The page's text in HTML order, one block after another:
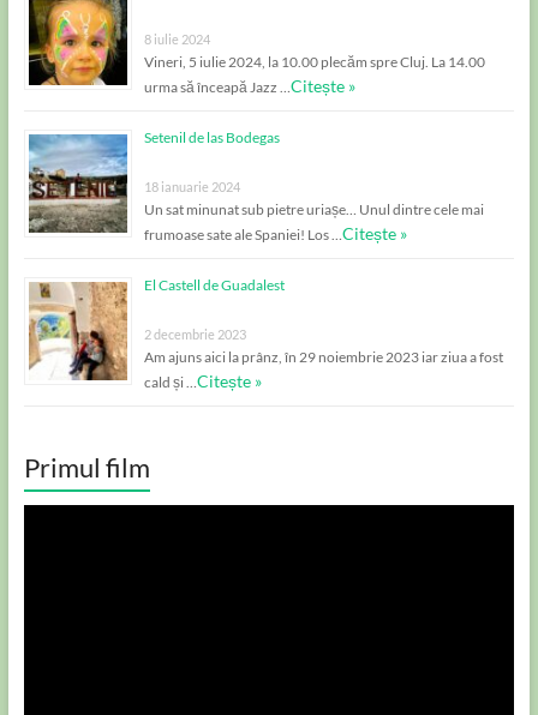
8 iulie 2024
Vineri, 5 iulie 2024, la 10.00 plecăm spre Cluj. La 14.00
urma să înceapă Jazz …Citește »
Setenil de las Bodegas
18 ianuarie 2024
Un sat minunat sub pietre uriașe… Unul dintre cele mai
frumoase sate ale Spaniei! Los …Citește »
El Castell de Guadalest
2 decembrie 2023
Am ajuns aici la prânz, în 29 noiembrie 2023 iar ziua a fost
cald și …Citește »
Primul film